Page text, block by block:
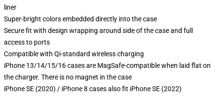
liner
Super-bright colors embedded directly into the case
Secure fit with design wrapping around side of the case and full
access to ports
Compatible with Qi-standard wireless charging
iPhone 13/14/15/16 cases are MagSafe-compatible when laid flat on
the charger. There is no magnet in the case
iPhone SE (2020) / iPhone 8 cases also fit iPhone SE (2022)